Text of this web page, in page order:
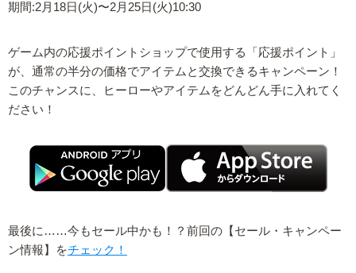
期間:2月18日(火)〜2月25日(火)10:30
ゲーム内の応援ポイントショップで使用する「応援ポイント」
が、通常の半分の価格でアイテムと交換できるキャンペーン！
このチャンスに、ヒーローやアイテムをどんどん手に入れてく
ださい！
最後に……今もセール中かも！？前回の【セール・キャンペー
ン情報】をチェック！